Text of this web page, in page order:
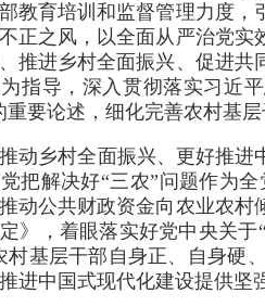
教育培训和监督管理力度
正之风，以全面从严治党
推进乡村全面振兴、促进
指导，深入贯彻落实习近
重要论述，细化完善农村基
动乡村全面振兴、更好推进
把解决好“三农”问题作为
动公共财政资金向农业农
》，着眼落实好党中央关
村基层干部自身正、自身硬
进中国式现代化建设提供坚